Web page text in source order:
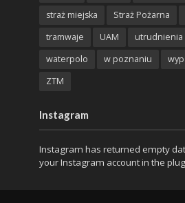
straż miejska
Straż Pożarna
tramwaje
UAM utrudnienia
waterpolo
w poznaniu
ZTM
Instagram
Instagram has returned empty
your Instagram account in the